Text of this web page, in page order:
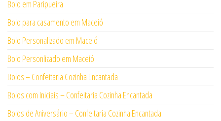
Bolo em Paripueira
Bolo para casamento em Maceió
Bolo Personalizado em Maceió
Bolo Personlizado em Maceió
Bolos – Confeitaria Cozinha Encantada
Bolos com Iniciais – Confeitaria Cozinha Encantada
Bolos de Aniversário – Confeitaria Cozinha Encantada